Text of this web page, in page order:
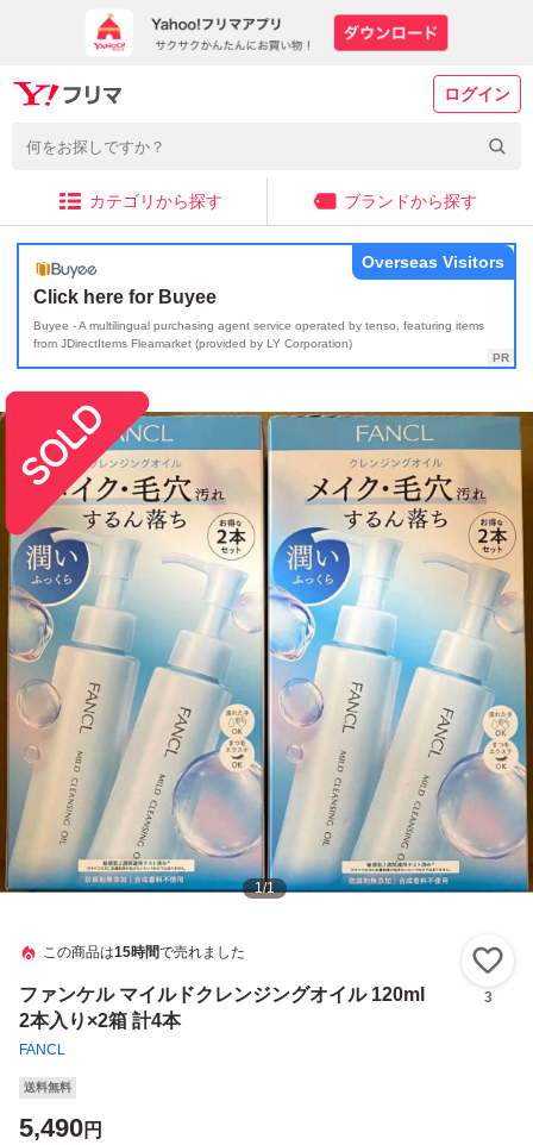
ログイン
カテゴリから探す ブランドから探す
Click here for Buyee
Buyee - A multilingual purchasing agent service operated by tenso, featuring items
from JDirectItems Fleamarket (provided by LY Corporation)
Overseas Visitors
1/1
この商品は15時間で売れました
ファンケル マイルドクレンジングオイル 120ml
2本入り×2箱 計4本
FANCL
3
送料無料
5,490円